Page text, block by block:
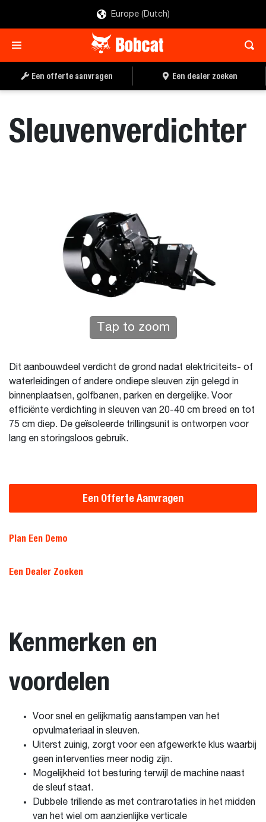
Europe (Dutch)
Een offerte aanvragen Een dealer zoeken
Sleuvenverdichter
Tap to zoom
Dit aanbouwdeel verdicht de grond nadat elektriciteits- of
waterleidingen of andere ondiepe sleuven zijn gelegd in
binnenplaatsen, golfbanen, parken en dergelijke. Voor
efficiënte verdichting in sleuven van 20-40 cm breed en tot
75 cm diep. De geïsoleerde trillingsunit is ontworpen voor
lang en storingsloos gebruik.
Een Offerte Aanvragen
Plan Een Demo
Een Dealer Zoeken
Kenmerken en
voordelen
Voor snel en gelijkmatig aanstampen van het
opvulmateriaal in sleuven.
Uiterst zuinig, zorgt voor een afgewerkte klus waarbij
geen interventies meer nodig zijn.
Mogelijkheid tot besturing terwijl de machine naast
de sleuf staat.
Dubbele trillende as met contrarotaties in het midden
van het wiel om aanzienlijke verticale
EEN DEALER ZOEKEN